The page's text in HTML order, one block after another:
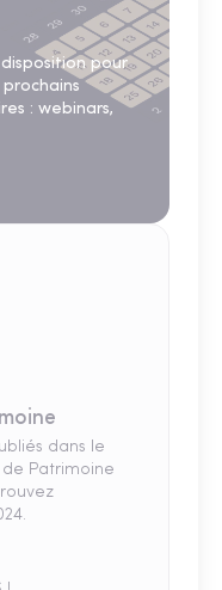
pour
: webinars,
dans le
Patrimoine